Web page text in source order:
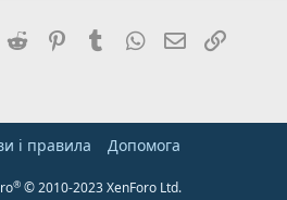
TwitterReddit PinterestTumblrWhatsApp
E-mail
і правила Дoпoмoга
® © 2010-2023 XenForo Ltd.